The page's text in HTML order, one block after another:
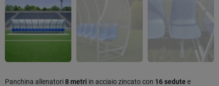
Panchina allenatori8 metri in acciaio zincato con 16 sedute e